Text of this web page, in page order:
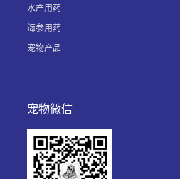
水产用药
海参用药
宠物产品
宠物微信